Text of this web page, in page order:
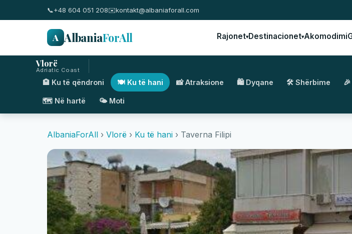
📞+48 604 051 208✉️kontakt@albaniaforall.com
A AlbaniaForAll Rajonet▾Destinacionet▾Akomodimi
Vlorë
Adriatic Coast
🏨 Ku të qëndroni 🍽️ Ku të hani 📸 Atraksione 🛍️ Dyqane 🛠️ Shërbime
🗺️ Në hartë 🌤️ Moti
AlbaniaForAll › Vlorë › Ku të hani › Taverna Filipi